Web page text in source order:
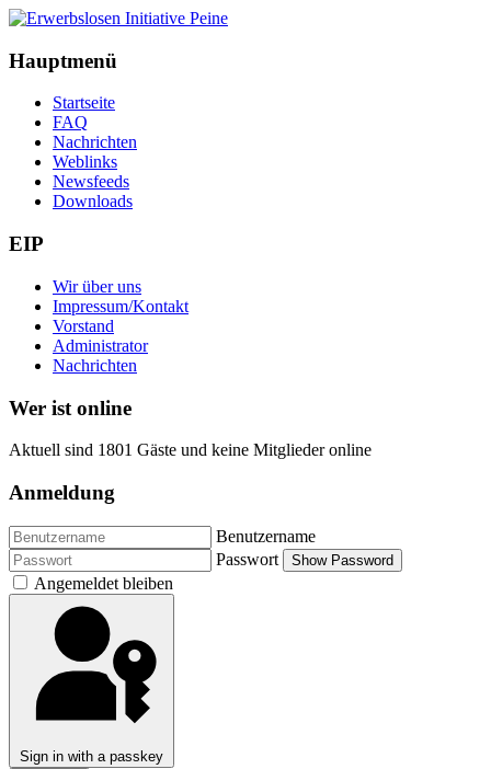
Hauptmenü
Startseite
FAQ
Nachrichten
Weblinks
Newsfeeds
Downloads
EIP
Wir über uns
Impressum/Kontakt
Vorstand
Administrator
Nachrichten
Wer ist online
Aktuell sind 1801 Gäste und keine Mitglieder online
Anmeldung
Benutzername
Passwort
Show Password
Angemeldet bleiben
Sign in with a passkey